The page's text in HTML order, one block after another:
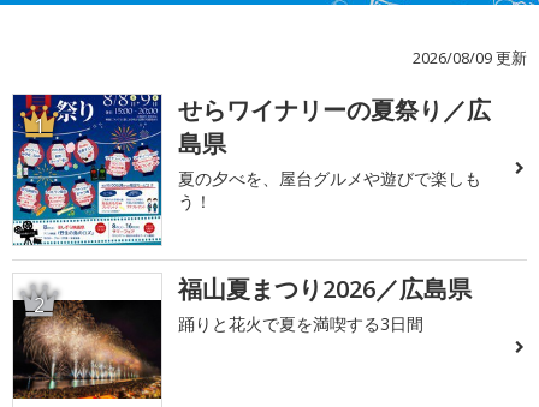
2026/08/09 更新
1
せらワイナリーの夏祭り／広
島県
夏の夕べを、屋台グルメや遊びで楽しも
う！
2 福山夏まつり2026／広島県
踊りと花火で夏を満喫する3日間